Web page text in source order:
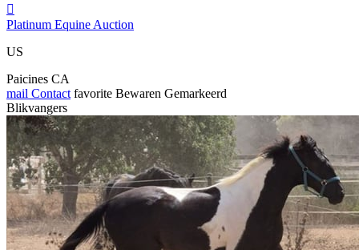

Platinum Equine Auction
US
Paicines CA
mail Contact favorite Bewaren Gemarkeerd
Blikvangers